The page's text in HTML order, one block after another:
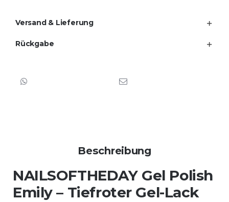
Versand & Lieferung
Rückgabe
Beschreibung
NAILSOFTHEDAY Gel Polish
Emily – Tiefroter Gel-Lack